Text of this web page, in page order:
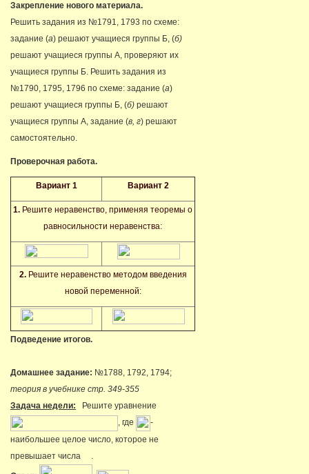
Закрепление нового материала.
Решить задания из №1791, 1793 по схеме:
задание (а) решают учащиеся группы Б, (б)
решают учащиеся группы А, проверяют их
учащиеся группы Б. Решить задания из
№1790, 1795, 1796 по схеме: задание (а)
решают учащиеся группы Б, (б) решают
учащиеся группы А, задание (в, г) решают
самостоятельно.
Проверочная работа.
Вариант 1 Вариант 2
1. Решите неравенство, применяя теоремы о
равносильности неравенства:
2.Решите неравенство методом введения
новой переменной:
Подведение итогов.
Домашнее задание: №1788, 1792, 1794;
теория в учебнике стр. 349-355
Задача недели: Решите уравнение
, где
-
наибольшее целое число, которое не
превышает числа